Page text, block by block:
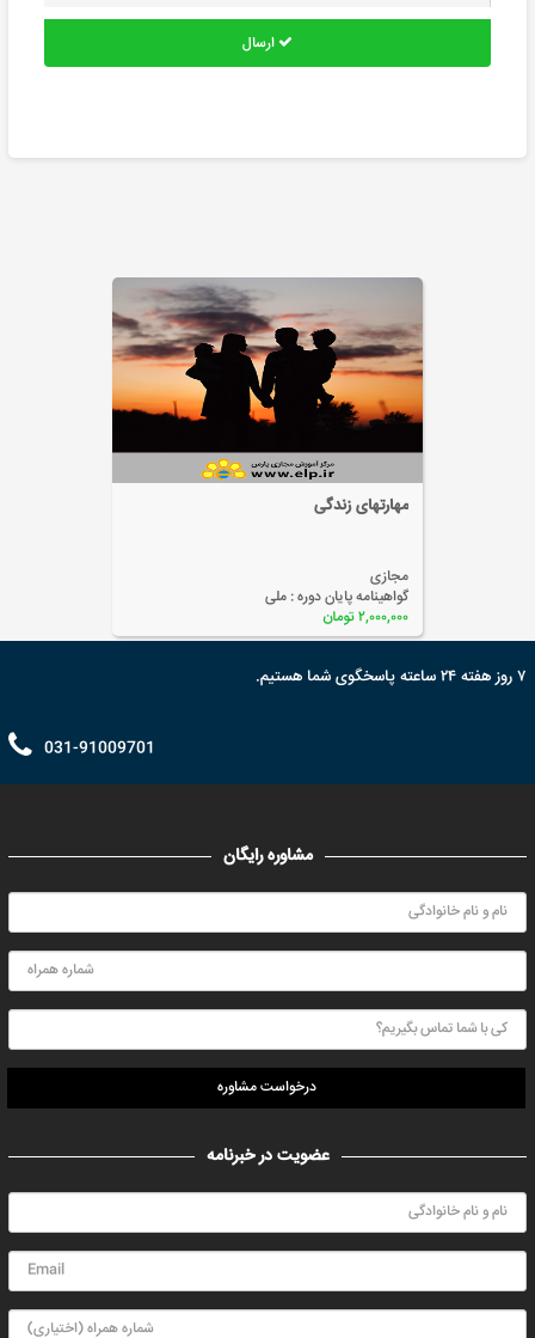
ارسال
مدیریت تبلیغات
مجازی
گواهینامه پایان دوره :
۲,۰۰۰,۰۰۰ تومان
۷ روز هفته ۲۴ ساعته پاسخگوی شما هستیم.
031-91009701
مشاوره رایگان
درخواست مشاوره
عضویت در خبرنامه